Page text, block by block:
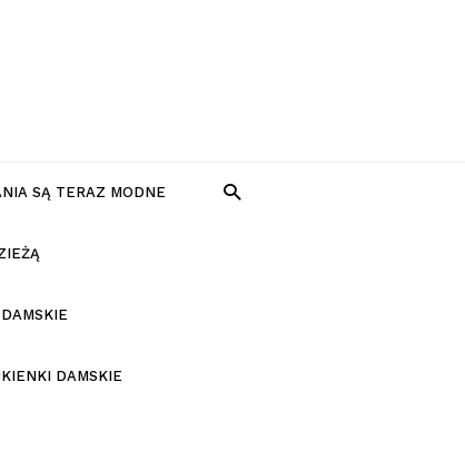
SĄ TERAZ MODNE
DAMSKIE